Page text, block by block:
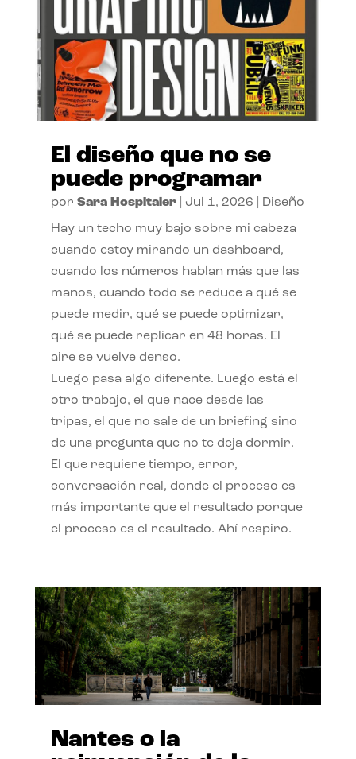
El diseño que no se
puede programar
por Sara Hospitaler| Jul 1, 2026 Diseño
Hay un techo muy bajo sobre mi cabeza
cuando estoy mirando un dashboard,
cuando los números hablan más que las
manos, cuando todo se reduce a qué se
puede medir, qué se puede optimizar,
qué se puede replicar en 48 horas. El
aire se vuelve denso.
Luego pasa algo diferente. Luego está el
otro trabajo, el que nace desde las
tripas, el que no sale de un briefing sino
de una pregunta que no te deja dormir.
El que requiere tiempo, error,
conversación real, donde el proceso es
más importante que el resultado porque
el proceso es el resultado. Ahí respiro.
Nantes o la